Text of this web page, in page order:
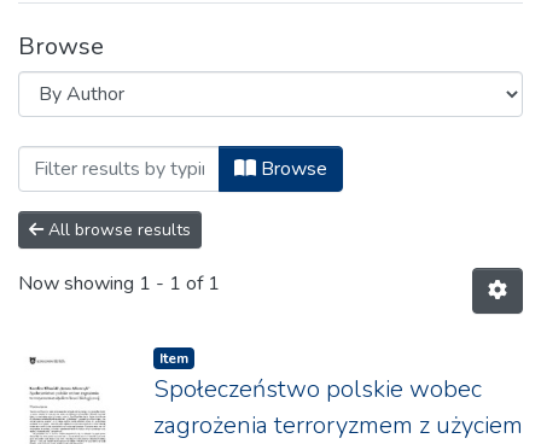
Browse
Browsing 1. Artykuły / Articles by
Browse
All browse results
Now showing 1 - 1 of 1
Item
Społeczeństwo polskie wobec
zagrożenia terroryzmem z użyciem